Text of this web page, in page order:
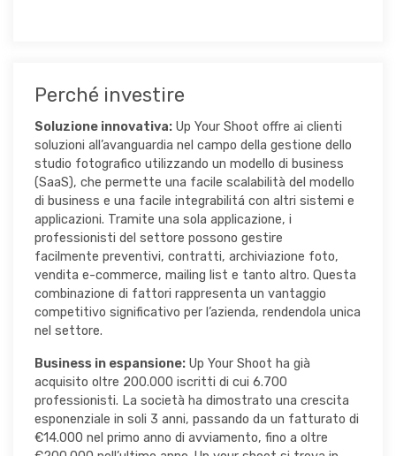
Perché investire
Soluzione innovativa: Up Your Shoot offre ai clienti
soluzioni all’avanguardia nel campo della gestione dello
studio fotografico utilizzando un modello di business
(SaaS), che permette una facile scalabilità del modello
di business e una facile integrabilitá con altri sistemi e
applicazioni. Tramite una sola applicazione, i
professionisti del settore possono gestire
facilmente preventivi, contratti, archiviazione foto,
vendita e-commerce, mailing list e tanto altro. Questa
combinazione di fattori rappresenta un vantaggio
competitivo significativo per l’azienda, rendendola unica
nel settore.
Business in espansione: Up Your Shoot ha già
acquisito oltre 200.000 iscritti di cui 6.700
professionisti. La società ha dimostrato una crescita
esponenziale in soli 3 anni, passando da un fatturato di
€14.000 nel primo anno di avviamento, fino a oltre